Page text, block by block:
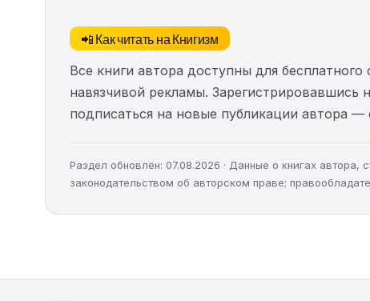
📲 Как читать на Книгизм
Все книги автора доступны для
навязчивой рекламы. Зарегистрировавшись
подписаться на новые публикации автора
Раздел обновлён: 07.08.2026 · Данные о книгах автора,
законодательством об авторском праве;